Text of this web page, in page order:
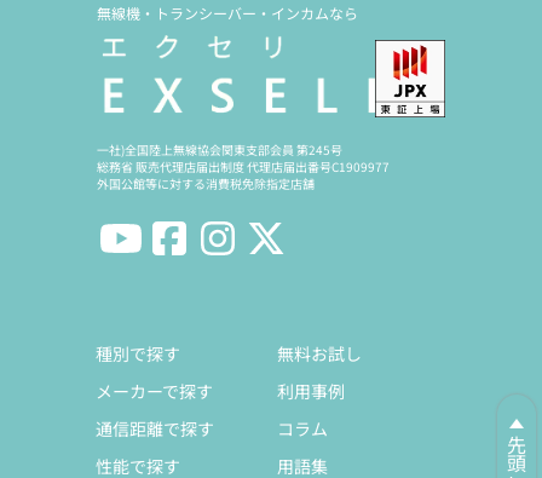
無線機・トランシーバー・インカムなら
一社)全国陸上無線協会関東支部会員 第245号
総務省 販売代理店届出制度 代理店届出番号C1909977
外国公館等に対する消費税免除指定店舗
種別で探す
メーカーで探す
通信距離で探す
性能で探す
無料お試し
利用事例
コラム
用語集